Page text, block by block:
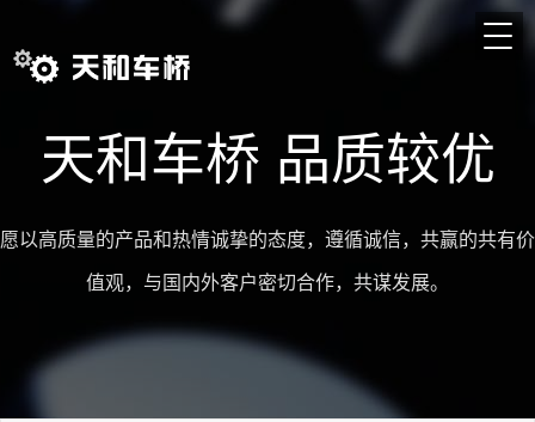
天和车桥 品质较优
愿以高质量的产品和热情诚挚的态度，遵循诚信，共赢的共有价
值观，与国内外客户密切合作，共谋发展。